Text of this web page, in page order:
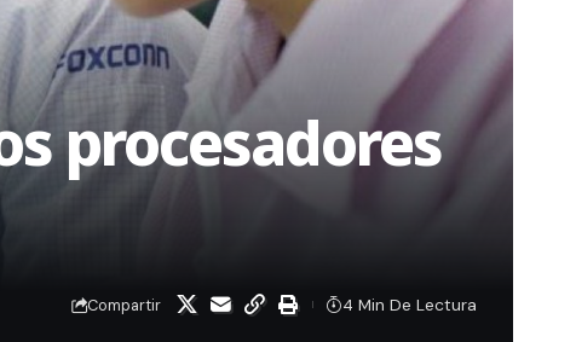
procesadores
Compartir 4 Min De Lectura